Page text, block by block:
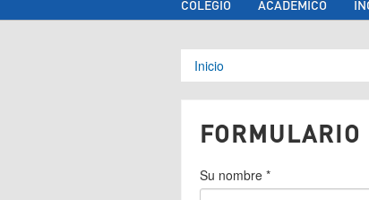
COLEGIO ACADÉMICO
Se encuentra
Inicio
FORMULARIO
Su nombre *